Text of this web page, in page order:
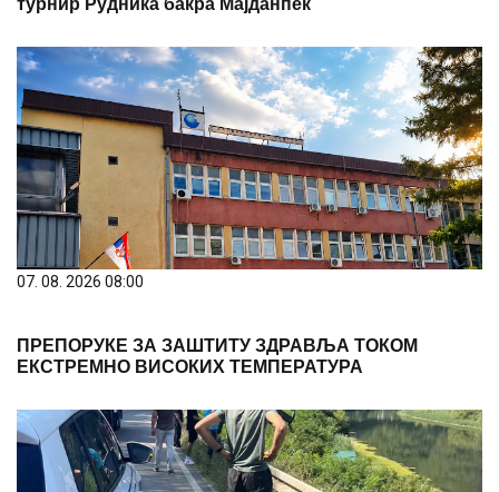
07. 08. 2026 08:00
ПРЕПОРУКЕ ЗА ЗАШТИТУ ЗДРАВЉА ТОКОМ